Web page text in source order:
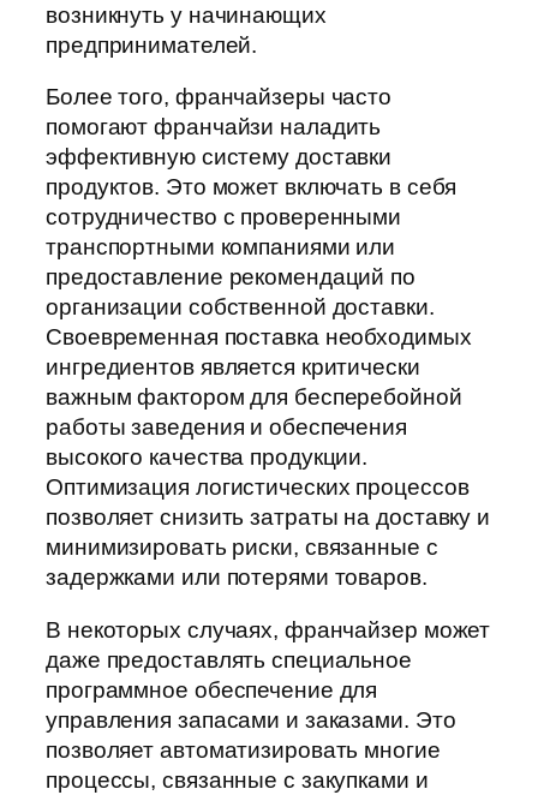
возникнуть у начинающих
предпринимателей.
Более того, франчайзеры часто
помогают франчайзи наладить
эффективную систему доставки
продуктов. Это может включать в себя
сотрудничество с проверенными
транспортными компаниями или
предоставление рекомендаций по
организации собственной доставки.
Своевременная поставка необходимых
ингредиентов является критически
важным фактором для бесперебойной
работы заведения и обеспечения
высокого качества продукции.
Оптимизация логистических процессов
позволяет снизить затраты на доставку и
минимизировать риски, связанные с
задержками или потерями товаров.
В некоторых случаях, франчайзер может
даже предоставлять специальное
программное обеспечение для
управления запасами и заказами. Это
позволяет автоматизировать многие
процессы, связанные с закупками и